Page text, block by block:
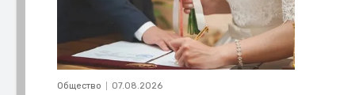
Общество 07.08.2026